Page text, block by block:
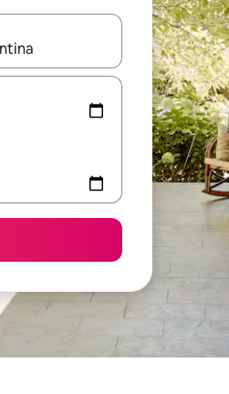
看，或通过点击或滑动手势浏览。